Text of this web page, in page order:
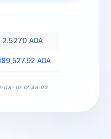
2.5270 AOA
AOA
08-10 12:49:03